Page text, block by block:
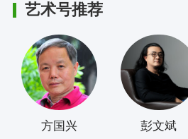
艺术号推荐
方国兴 彭文斌